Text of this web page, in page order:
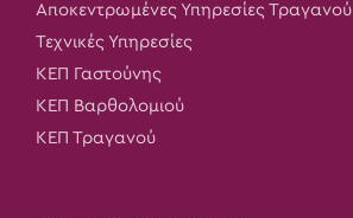
Αποκεντρωμένες Υπηρεσίες Τραγανού
Τεχνικές Υπηρεσίες
ΚΕΠ Γαστούνης
ΚΕΠ Βαρθολομιού
ΚΕΠ Τραγανού